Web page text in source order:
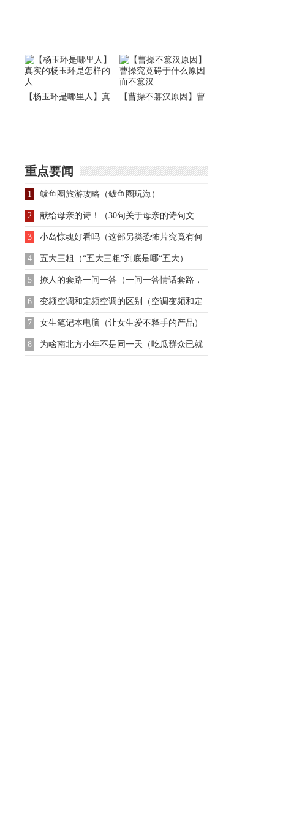
【杨玉环是哪里人】真
【曹操不篡汉原因】曹
重点要闻
1 鲅鱼圈旅游攻略（鲅鱼圈玩海）
2 献给母亲的诗！（30句关于母亲的诗句文
案！）
3 小岛惊魂好看吗（这部另类恐怖片究竟有何
魅力）
4 五大三粗（“五大三粗”到底是哪“五大）
5 撩人的套路一问一答（一问一答情话套路，
撩人超甜）
6 变频空调和定频空调的区别（空调变频和定
频的区别）
7 女生笔记本电脑（让女生爱不释手的产品）
8 为啥南北方小年不是同一天（吃瓜群众已就